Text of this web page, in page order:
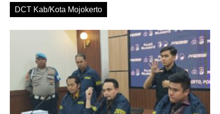
DCT Kab/Kota Mojokerto